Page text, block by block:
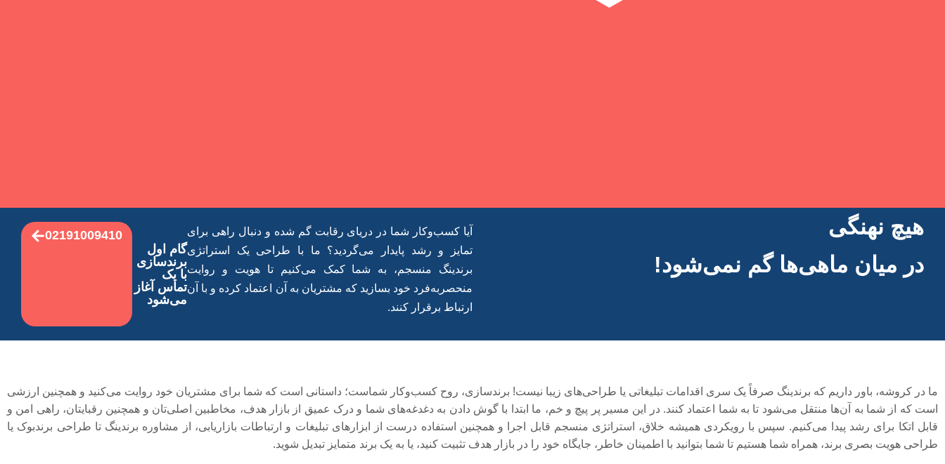
هیچ نهنگی
در میان ماهی‌ها گم نمی‌شود!
آیا کسب‌وکار شما در دریای رقابت گم شده و دنبال راهی برای
تمایز و رشد پایدار می‌گردید؟ ما با طراحی یک استراتژی
برندینگ منسجم، به شما کمک می‌کنیم تا هویت و روایت
منحصربه‌فرد خود بسازید که مشتریان به آن اعتماد کرده و با آن
ارتباط برقرار کنند.
گام اول
برند‌سازی
با یک
تماس آغاز
می‌شود
02191009410
ما در کروشه، باور داریم که برندینگ صرفاً یک سری اقدامات تبلیغاتی یا طراحی‌های زیبا نیست! برند‌سازی، روح کسب‌وکار شماست؛ داستانی است که شما برای مشتریان خود روایت می‌کنید و همچنین ارزشی
است که از شما به آن‌ها منتقل می‌شود تا به شما اعتماد کنند. در این مسیر پر پیچ و خم، ما ابتدا با گوش دادن به دغدغه‌های شما و درک عمیق از بازار هدف، مخاطبین اصلی‌تان و همچنین رقبایتان، راهی امن و
قابل اتکا برای رشد پیدا می‌کنیم. سپس با رویکردی همیشه خلاق، استراتژی منسجم قابل اجرا و همچنین استفاده درست از ابزارهای تبلیغات و ارتباطات بازاریابی، از مشاوره برندینگ تا طراحی برندبوک یا
طراحی هویت بصری برند، همراه شما هستیم تا شما بتوانید با اطمینان خاطر، جایگاه خود را در بازار هدف تثبیت کنید، یا به یک برند متمایز تبدیل شوید.